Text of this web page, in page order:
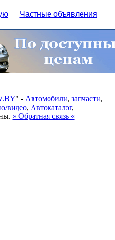
Частные объявления
" - Автомобили, запчасти,
видео, Автокаталог,
» Обратная связь «